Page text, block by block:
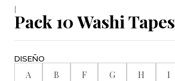
|
Pack 10 Washi Tapes
DISEÑO
A B F G H I